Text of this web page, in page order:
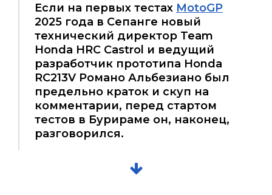
Если на первых тестах MotoGP
2025 года в Сепанге новый
технический директор Team
Honda HRC Castrol и ведущий
разработчик прототипа Honda
RC213V Романо Альбезиано был
предельно краток и скуп на
комментарии, перед стартом
тестов в Бурираме он, наконец,
разговорился.